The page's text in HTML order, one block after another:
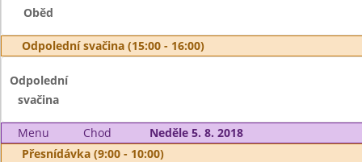
Oběd
Odpolední svačina (15:00 - 16:00)
Odpolední
svačina
Menu Chod
Neděle 5. 8. 2018
Přesnídávka (9:00 - 10:00)